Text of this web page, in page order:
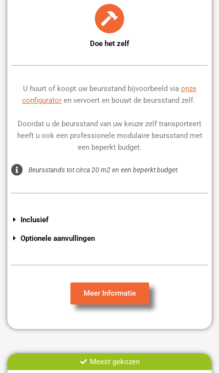
Doe het zelf
U huurt of koopt uw beursstand bijvoorbeeld via onze
configurator en vervoert en bouwt de beursstand zelf.
Doordat u de beursstand van uw keuze zelf transporteert
heeft u ook een professionele modulaire beursstand met
een beperkt budget.
Beursstands tot circa 20 m2 en een beperkt budget
Inclusief
Optionele aanvullingen
Meer Informatie
Meest gekozen